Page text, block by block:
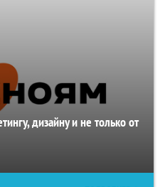
дизайну и не только от